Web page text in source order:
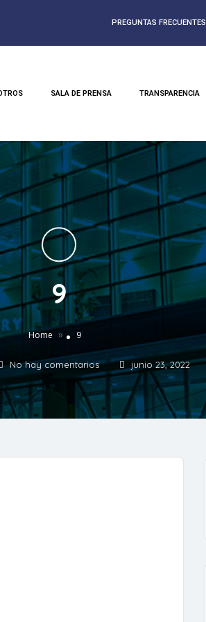
PREGUNTAS FRECUENTES
SALA DE PRENSA TRANSPARENCIA
9
Home » 9
No hay comentarios junio 23, 2022